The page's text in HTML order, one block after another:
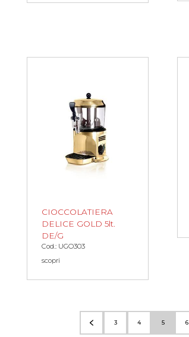
CIOCCOLATIERA
DELICE GOLD 5lt.
DE/G
Cod.: UGO303
scopri
3 4 5 6